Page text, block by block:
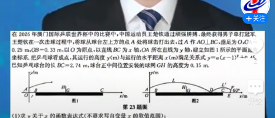
关注
2
评论